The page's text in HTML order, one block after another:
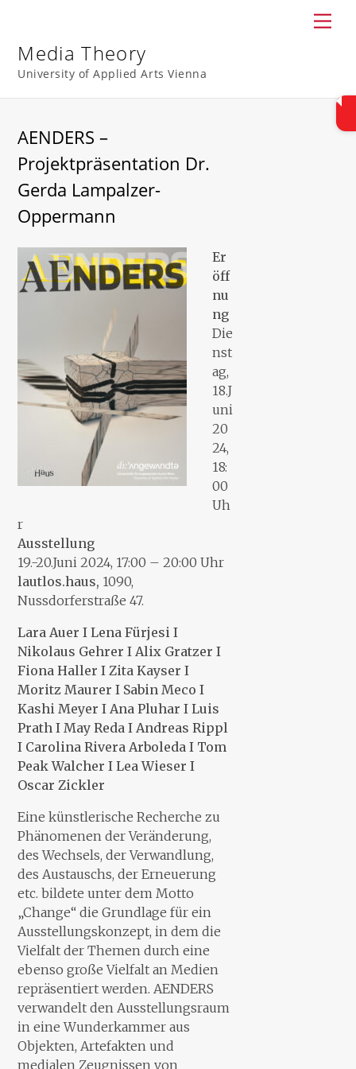
content
Media Theory
University of Applied Arts Vienna
AENDERS –
Projektpräsentation Dr.
Gerda Lampalzer-
Oppermann
Er
öff
nu
ng
Die
nst
ag,
18.J
uni
20
24,
18:
00
Uh
r
Ausstellung
19.-20.Juni 2024, 17:00 – 20:00 Uhr
lautlos.haus, 1090,
Nussdorferstraße 47.
Lara Auer I Lena Fürjesi I
Nikolaus Gehrer I Alix Gratzer I
Fiona Haller I Zita Kayser I
Moritz Maurer I Sabin Meco I
Kashi Meyer I Ana Pluhar I Luis
Prath I May Reda I Andreas Rippl
I Carolina Rivera Arboleda I Tom
Peak Walcher I Lea Wieser I
Oscar Zickler
Eine künstlerische Recherche zu
Phänomenen der Veränderung,
des Wechsels, der Verwandlung,
des Austauschs, der Erneuerung
etc. bildete unter dem Motto
„Change“ die Grundlage für ein
Ausstellungskonzept, in dem die
Vielfalt der Themen durch eine
ebenso große Vielfalt an Medien
repräsentiert werden. AENDERS
verwandelt den Ausstellungsraum
in eine Wunderkammer aus
Objekten, Artefakten und
medialen Zeugnissen von